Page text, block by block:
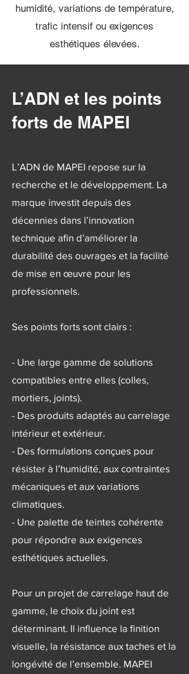
humidité, variations de température,
trafic intensif ou exigences
esthétiques élevées.
L’ADN et les points
forts de MAPEI
L’ADN de MAPEI repose sur la
recherche et le développement. La
marque investit depuis des
décennies dans l’innovation
technique afin d’améliorer la
durabilité des ouvrages et la facilité
de mise en œuvre pour les
professionnels.
Ses points forts sont clairs :
- Une large gamme de solutions
compatibles entre elles (colles,
mortiers, joints).
- Des produits adaptés au carrelage
intérieur et extérieur.
- Des formulations conçues pour
résister à l’humidité, aux contraintes
mécaniques et aux variations
climatiques.
- Une palette de teintes cohérente
pour répondre aux exigences
esthétiques actuelles.
Pour un projet de carrelage haut de
gamme, le choix du joint est
déterminant. Il influence la finition
visuelle, la résistance aux taches et la
longévité de l’ensemble. MAPEI